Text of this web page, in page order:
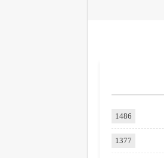
1486
1377